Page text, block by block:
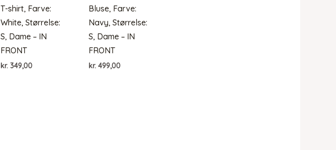
T-shirt, Farve:
White, Størrelse:
S, Dame – IN
FRONT
kr. 349,00
Bluse, Farve:
Navy, Størrelse:
S, Dame – IN
FRONT
kr. 499,00